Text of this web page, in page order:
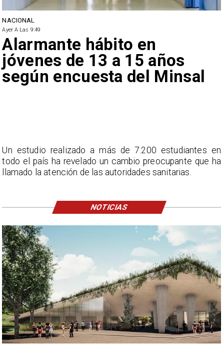
NACIONAL
Ayer A Las 9:49
Alarmante hábito en
jóvenes de 13 a 15 años
según encuesta del Minsal
Un estudio realizado a más de 7.200 estudiantes en
todo el país ha revelado un cambio preocupante que ha
llamado la atención de las autoridades sanitarias.
NOTICIAS